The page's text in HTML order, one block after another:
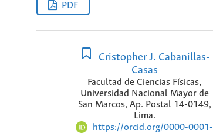
PDF
Cristopher J. Cabanillas-
Casas
Facultad de Ciencias Físicas,
Universidad Nacional Mayor de
San Marcos, Ap. Postal 14-0149,
Lima.
https://orcid.org/0000-0001-